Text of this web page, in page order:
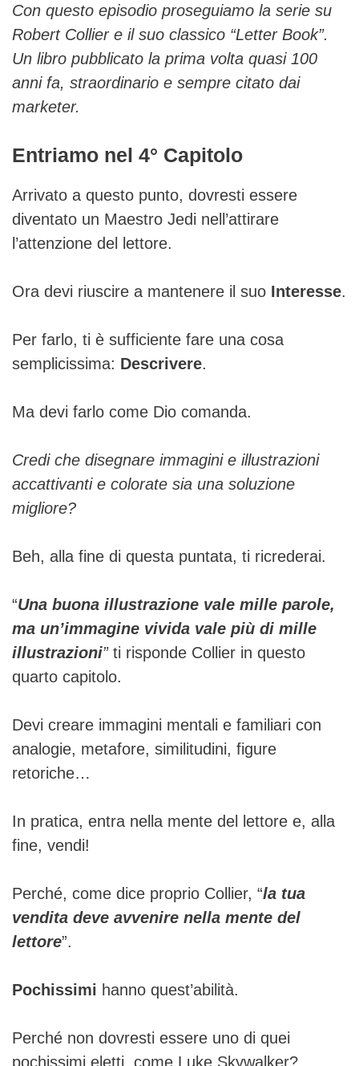
Con questo episodio proseguiamo la serie su
Robert Collier e il suo classico “Letter Book”.
Un libro pubblicato la prima volta quasi 100
anni fa, straordinario e sempre citato dai
marketer.
Entriamo nel 4° Capitolo
Arrivato a questo punto, dovresti essere
diventato un Maestro Jedi nell’attirare
l’attenzione del lettore.
Ora devi riuscire a mantenere il suo Interesse.
Per farlo, ti è sufficiente fare una cosa
semplicissima: Descrivere.
Ma devi farlo come Dio comanda.
Credi che disegnare immagini e illustrazioni
accattivanti e colorate sia una soluzione
migliore?
Beh, alla fine di questa puntata, ti ricrederai.
“Una buona illustrazione vale mille parole,
ma un’immagine vivida vale più di mille
illustrazioni”ti risponde Collier in questo
quarto capitolo.
Devi creare immagini mentali e familiari con
analogie, metafore, similitudini, figure
retoriche…
In pratica, entra nella mente del lettore e, alla
fine, vendi!
Perché, come dice proprio Collier, “la tua
vendita deve avvenire nella mente del
lettore”.
Pochissimi hanno quest’abilità.
Perché non dovresti essere uno di quei
pochissimi eletti, come Luke Skywalker?